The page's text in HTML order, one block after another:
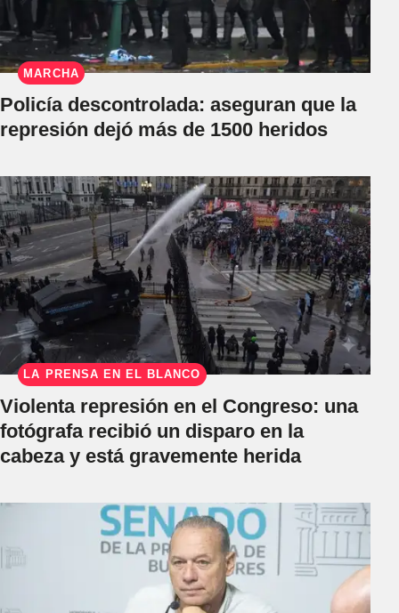
MARCHA
Policía descontrolada: aseguran que la
represión dejó más de 1500 heridos
LA PRENSA EN EL BLANCO
Violenta represión en el Congreso: una
fotógrafa recibió un disparo en la
cabeza y está gravemente herida